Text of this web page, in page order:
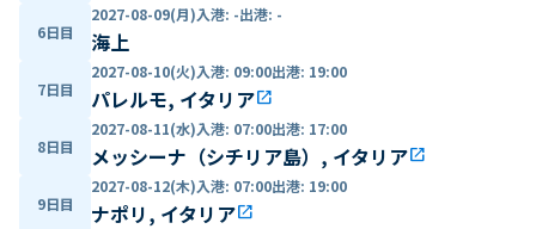
6日目
2027-08-09(月)入港: -出港: -
海上
7日目
2027-08-10(火)入港: 09:00出港: 19:00
パレルモ, イタリアopen_in_new
8日目
2027-08-11(水)入港: 07:00出港: 17:00
メッシーナ（シチリア島）, イタリアopen_in_new
9日目
2027-08-12(木)入港: 07:00出港: 19:00
ナポリ, イタリアopen_in_new